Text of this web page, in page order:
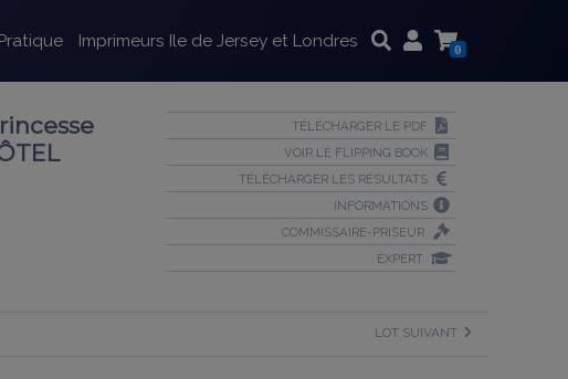
Imprimeurs Ile de Jersey et Londres 0
TÉLÉCHARGER LE PDF
VOIR LE FLIPPING BOOK
TÉLÉCHARGER LES RÉSULTATS
INFORMATIONS
COMMISSAIRE-PRISEUR
EXPERT
LOT SUIVANT